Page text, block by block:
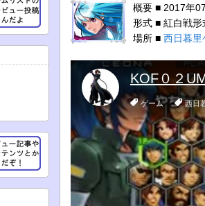
概要 ■ 2017年
形式 ■ 紅白戦形
場所 ■ 西日暮里